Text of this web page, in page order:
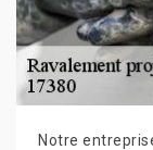
Notre